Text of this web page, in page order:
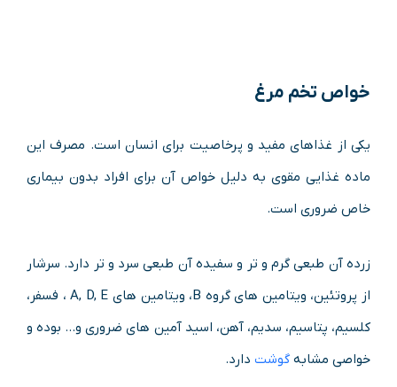
خواص تخم مرغ
یکی از غذاهای مفید و پرخاصیت برای انسان است. مصرف این
ماده غذایی مقوی به دلیل خواص آن برای افراد بدون بیماری
خاص ضروری است.
زرده آن طبعی گرم و تر و سفیده آن طبعی سرد و تر دارد. سرشار
از پروتئین، ویتامین های گروه B، ویتامین های A, D, E ، فسفر،
کلسیم، پتاسیم، سدیم، آهن، اسید آمین های ضروری و… بوده و
خواصی مشابه گوشت دارد.